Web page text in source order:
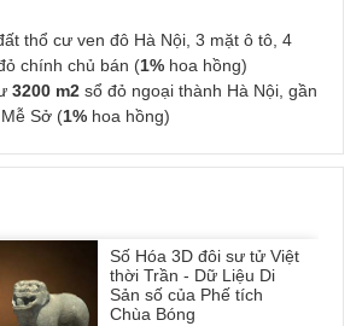
thổ cư ven đô Hà Nội, 3 mặt ô tô, 4
chính chủ bán (1% hoa hồng)
3200 m2 sổ đỏ ngoại thành Hà Nội, gần
Sở (1% hoa hồng)
Số Hóa 3D đôi sư tử Việt
thời Trần - Dữ Liệu Di
Sản số của Phế tích
Chùa Bóng